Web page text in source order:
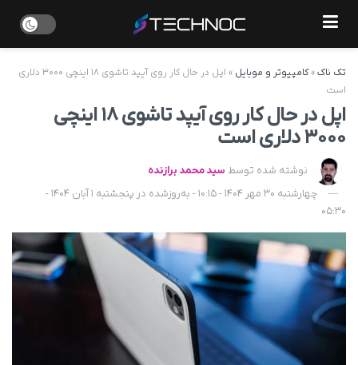
تک ناک»کامپیوتر و موبایل »
اپل در حال کار روی آیپد تاشوی ۱۸ اینچی ۳۰۰۰ دلاری
است
اپل در حال کار روی آیپد تاشوی ۱۸ اینچی
۳۰۰۰ دلاری است
نوشته شده توسط سید محمد برازنده
چهارشنبه 30 مهر 1404 - 10:15 - به‌روزشده در پنجشنبه 1 آبان 1404 -
05:30